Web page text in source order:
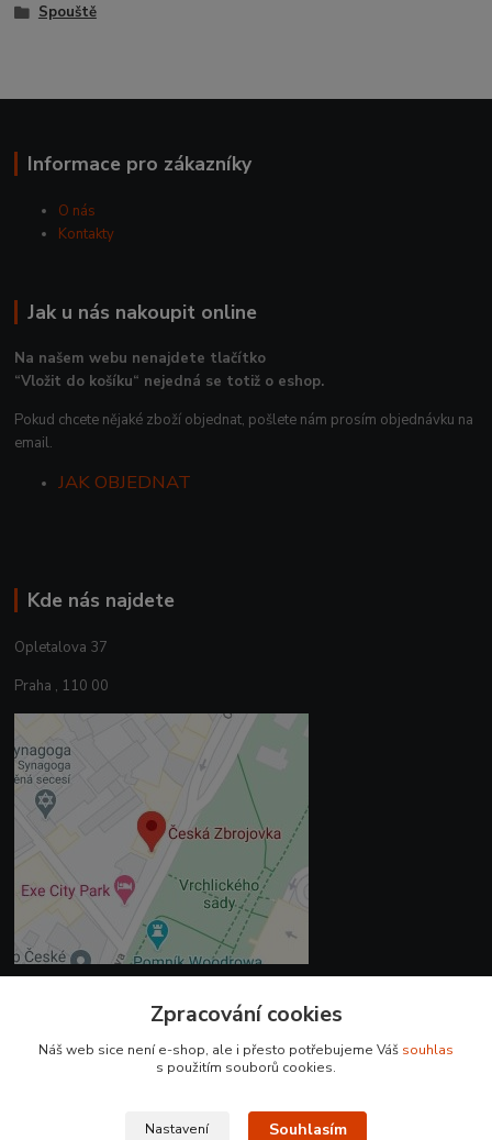
Spouště
Informace pro zákazníky
O nás
Kontakty
Jak u nás nakoupit online
Na našem webu nenajdete tlačítko
“Vložit do košíku“ nejedná se totiž o eshop.
Pokud chcete nějaké zboží objednat, pošlete nám prosím objednávku na
email.
JAK OBJEDNAT
Kde nás najdete
Opletalova 37
Praha , 110 00
+420 225 375 800
Zpracování cookies
Náš web sice není e-shop, ale i přesto potřebujeme Váš souhlas
s použitím souborů cookies.
Nastavení Souhlasím